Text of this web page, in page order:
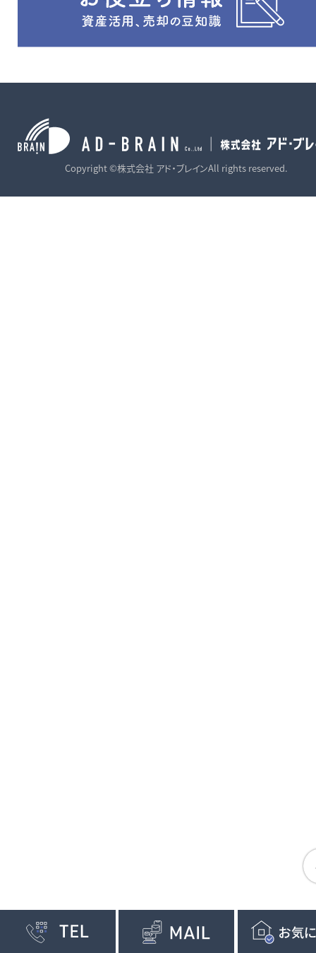
Copyright ©株式会社 アド・ブレインAll rights reserved.